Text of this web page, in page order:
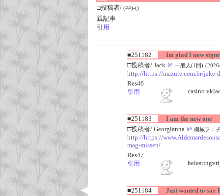
□投稿者/ (##)-()
親記事
引用
■251182
Im glad I now
□投稿者/ Jack ＠ 一般人(1回)-
http://https://mazure.com.br/jake-
Res46
引用
casino
■251183
I am the new one
□投稿者/ Georgianna ＠ 機械フェ
http://https://
mag-missen/
Res47
引用
■251184
Just wanted to say